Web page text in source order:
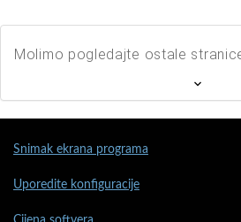
Molimo pogledajte ostale
Snimak ekrana programa
Uporedite konfiguracije